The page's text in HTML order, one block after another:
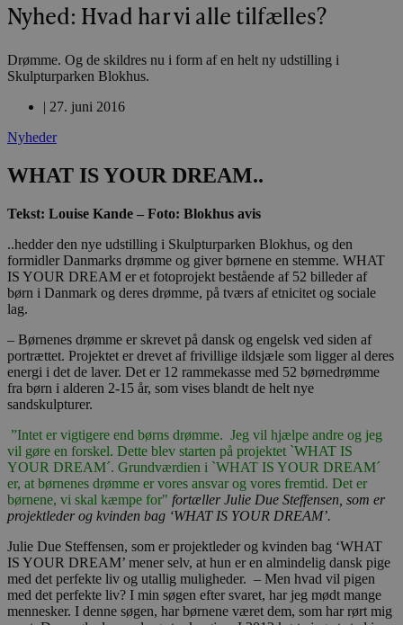
Nyhed: Hvad har vi alle tilfælles?
Drømme. Og de skildres nu i form af en helt ny udstilling i
Skulpturparken Blokhus.
| 27. juni 2016
Nyheder
WHAT IS YOUR DREAM..
Tekst: Louise Kande – Foto: Blokhus avis
..hedder den nye udstilling i Skulpturparken Blokhus, og den
formidler Danmarks drømme og giver børnene en stemme. WHAT
IS YOUR DREAM er et fotoprojekt bestående af 52 billeder af
børn i Danmark og deres drømme, på tværs af etnicitet og sociale
lag.
– Børnenes drømme er skrevet på dansk og engelsk ved siden af
portrættet. Projektet er drevet af frivillige ildsjæle som ligger al deres
energi i det de laver. Det er 12 rammekasse med 52 børnedrømme
fra børn i alderen 2-15 år, som vises blandt de helt nye
sandskulpturer.
”Intet er vigtigere end børns drømme. Jeg vil hjælpe andre og jeg
vil gøre en forskel. Dette blev starten på projektet `WHAT IS
YOUR DREAM´. Grundværdien i `WHAT IS YOUR DREAM´
er, at børnenes drømme er vores ansvar og vores fremtid. Det er
børnene, vi skal kæmpe for" fortæller Julie Due Steffensen, som er
projektleder og kvinden bag ‘WHAT IS YOUR DREAM’.
Julie Due Steffensen, som er projektleder og kvinden bag ‘WHAT
IS YOUR DREAM’ mener selv, at hun er en almindelig dansk pige
med det perfekte liv og utallig muligheder. – Men hvad vil pigen
med det perfekte liv? I min søgen efter svaret, har jeg mødt mange
mennesker. I denne søgen, har børnene været dem, som har rørt mig